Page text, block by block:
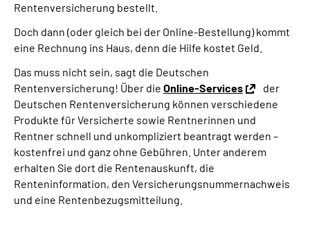
Mein Kundenportal
Rentenversicherung bestellt.
Doch dann (oder gleich bei der Online-Bestellung) kommt
eine Rechnung ins Haus, denn die Hilfe kostet Geld.
Das muss nicht sein, sagt die Deutschen
Rentenversicherung! Über die Online-Services
der
Deutschen Rentenversicherung können verschiedene
Produkte für Versicherte sowie Rentnerinnen und
Rentner schnell und unkompliziert beantragt werden –
kostenfrei und ganz ohne Gebühren. Unter anderem
erhalten Sie dort die Rentenauskunft, die
Renteninformation, den Versicherungsnummernachweis
und eine Rentenbezugsmitteilung.